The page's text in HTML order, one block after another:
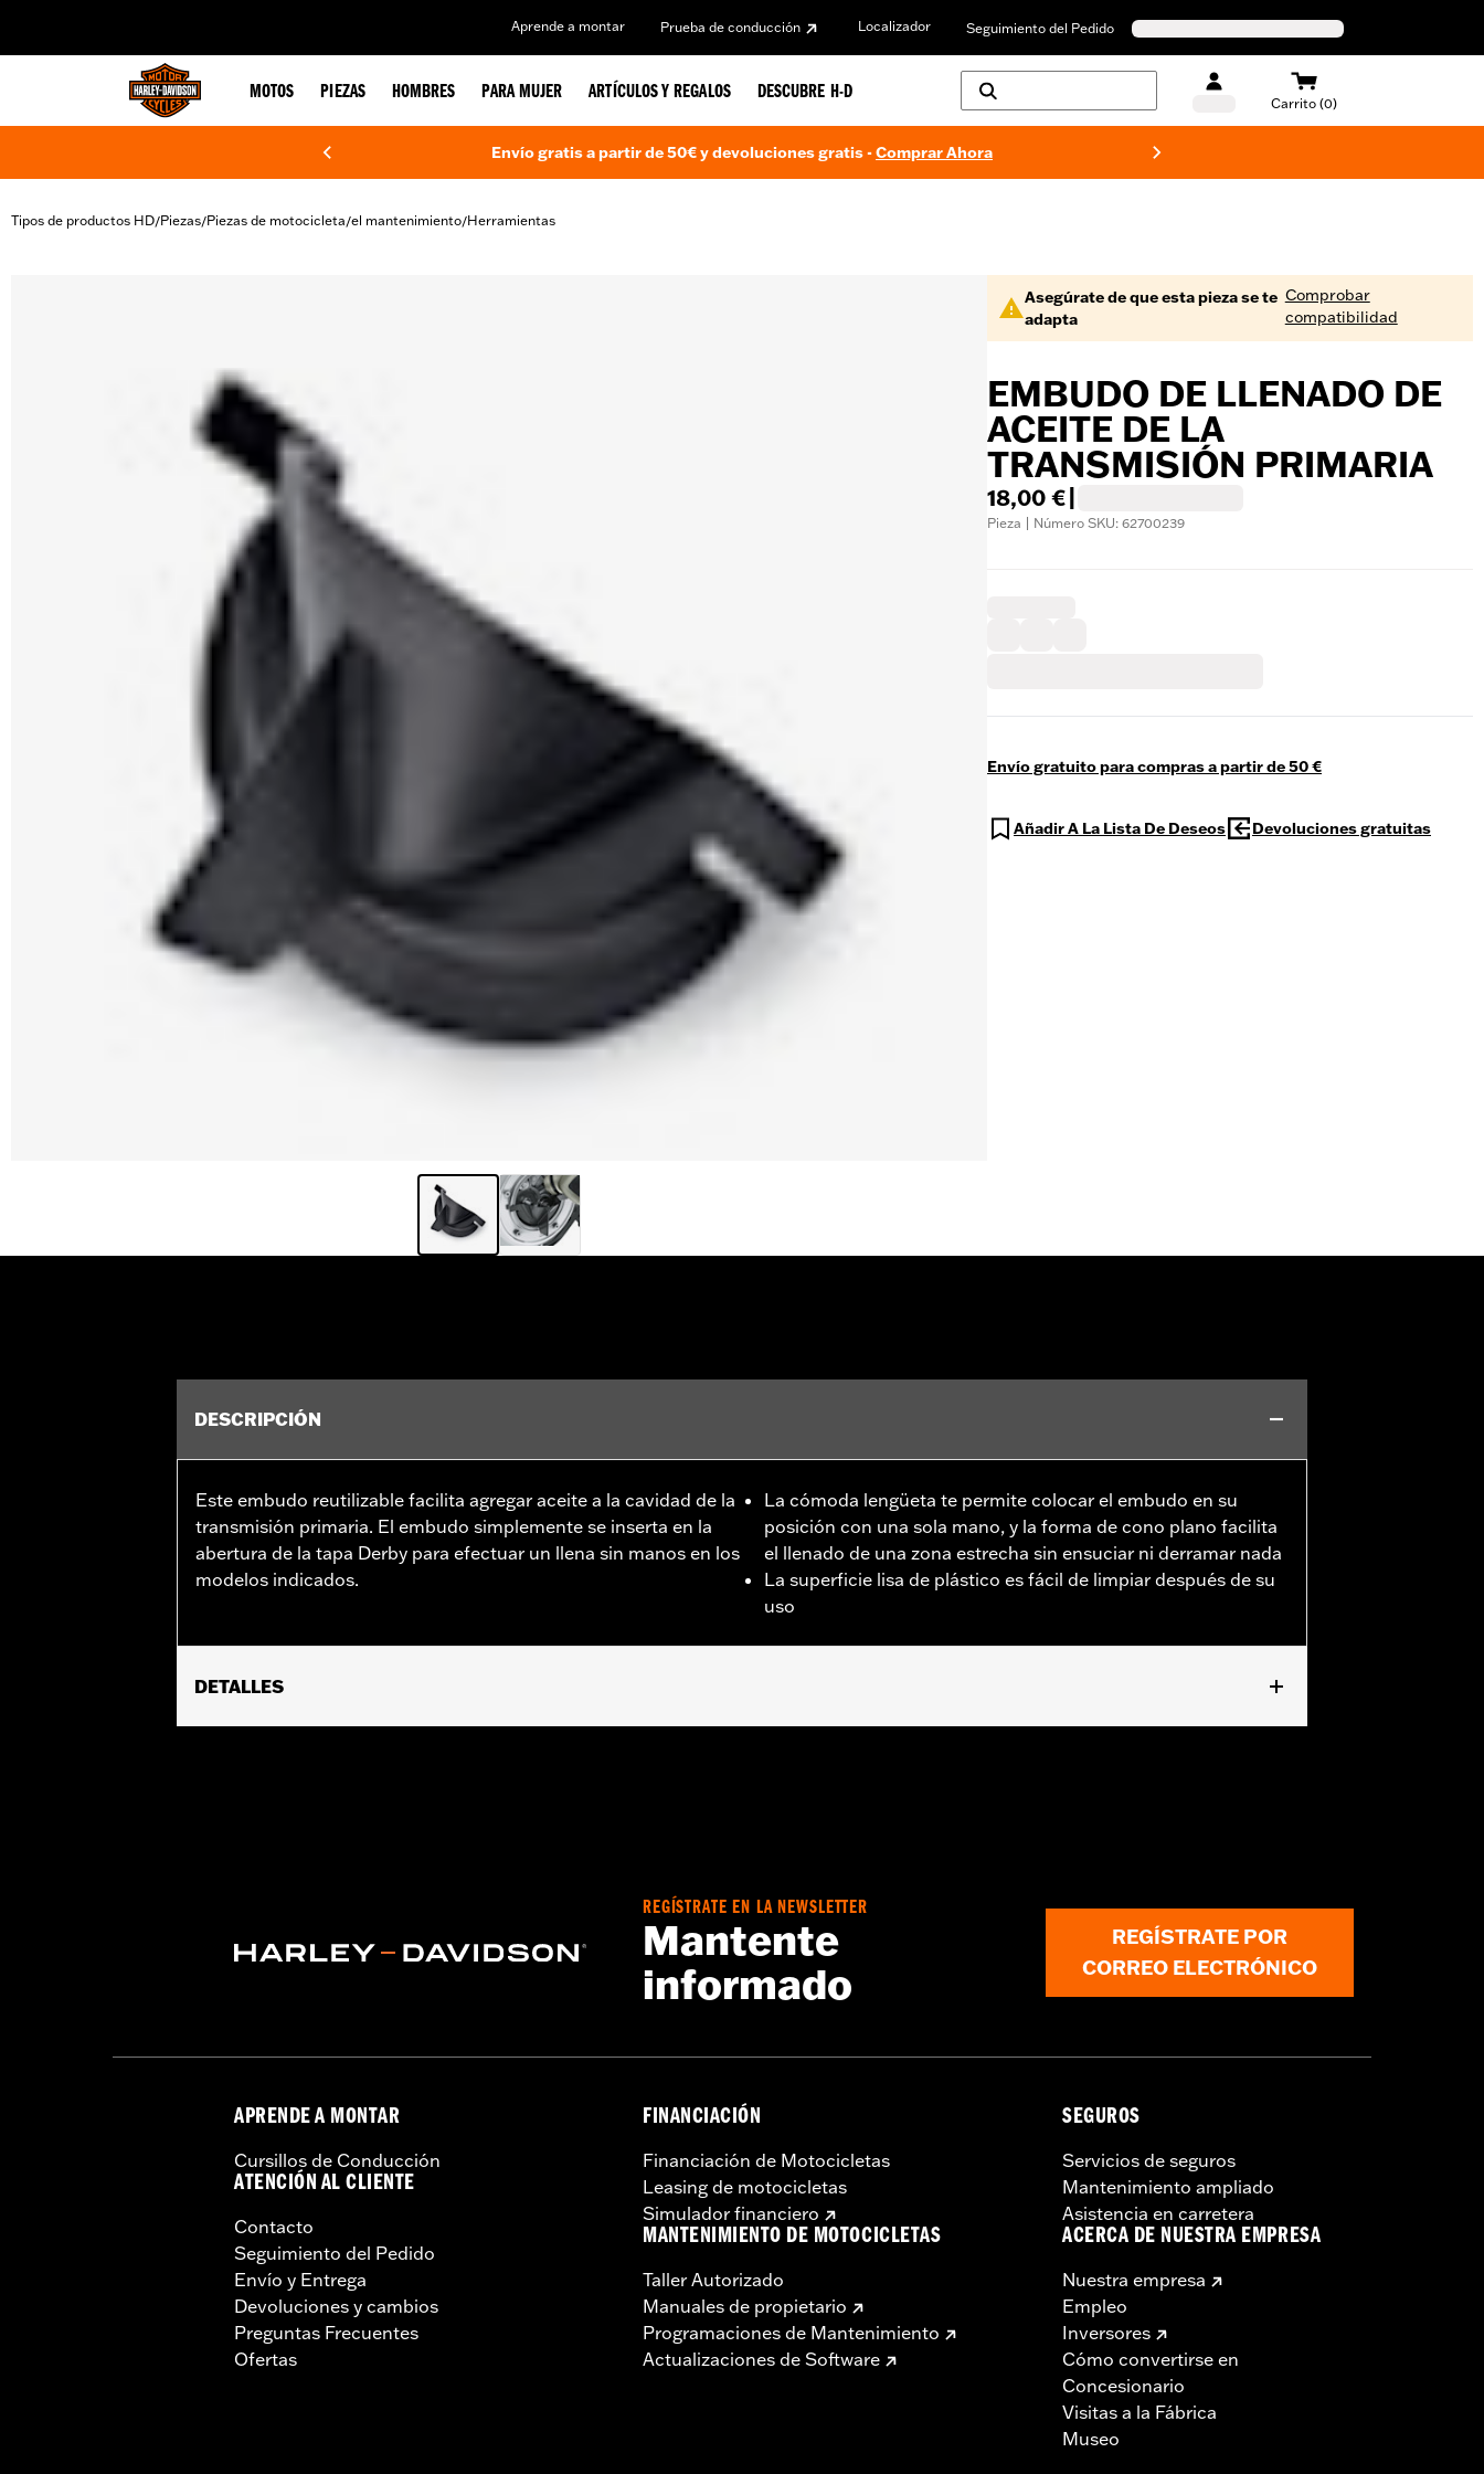
Aprende a montar Prueba de conducción Localizador Seguimiento del Pedido
MOTOS PIEZAS HOMBRES PARA MUJER ARTÍCULOS Y REGALOS DESCUBRE H-D
Carrito (0)
Envío gratis a partir de 50€ y devoluciones gratis -Comprar Ahora
Tipos de productos HD/Piezas/Piezas de motocicleta/el mantenimiento/Herramientas
Asegúrate de que esta pieza se te
adapta
Comprobar
compatibilidad
EMBUDO DE LLENADO DE
ACEITE DE LA
TRANSMISIÓN PRIMARIA
18,00 €
Pieza | Número SKU: 62700239
Envío gratuito para compras a partir de 50 €
Añadir A La Lista De Deseos Devoluciones gratuitas
DESCRIPCIÓN
Este embudo reutilizable facilita agregar aceite a la cavidad de la
transmisión primaria. El embudo simplemente se inserta en la
abertura de la tapa Derby para efectuar un llena sin manos en los
modelos indicados.
La cómoda lengüeta te permite colocar el embudo en su
posición con una sola mano, y la forma de cono plano facilita
el llenado de una zona estrecha sin ensuciar ni derramar nada
La superficie lisa de plástico es fácil de limpiar después de su
uso
DETALLES
REGÍSTRATE EN LA NEWSLETTER
Mantente
informado
REGÍSTRATE POR
CORREO ELECTRÓNICO
APRENDE A MONTAR
Cursillos de Conducción
ATENCIÓN AL CLIENTE
Contacto
Seguimiento del Pedido
Envío y Entrega
Devoluciones y cambios
Preguntas Frecuentes
Ofertas
FINANCIACIÓN
Financiación de Motocicletas
Leasing de motocicletas
Simulador financiero
MANTENIMIENTO DE MOTOCICLETAS
Taller Autorizado
Manuales de propietario
Programaciones de Mantenimiento
Actualizaciones de Software
SEGUROS
Servicios de seguros
Mantenimiento ampliado
Asistencia en carretera
ACERCA DE NUESTRA EMPRESA
Nuestra empresa
Empleo
Inversores
Cómo convertirse en
Concesionario
Visitas a la Fábrica
Museo